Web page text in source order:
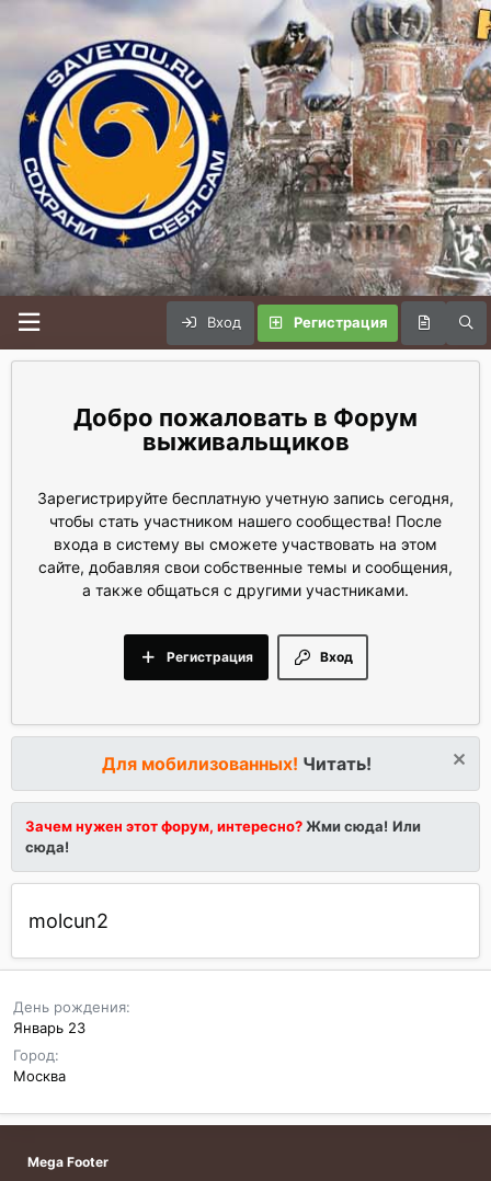
Вход Регистрация
Форум
выживальщиков
Зарегистрируйте бесплатную учетную запись сегодня,
чтобы стать участником нашего сообщества! После
входа в систему вы сможете участвовать на этом
сайте, добавляя свои собственные темы и сообщения,
а также общаться с другими участниками.
Вход
Регистрация
Для мобилизованных! Читать!
Зачем нужен этот форум, интересно?Жми сюда! Или
сюда!
molcun2
День рождения
Январь 23
Город
Москва
Mega Footer